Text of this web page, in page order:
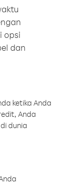
opsi
dan
ketika Anda
Anda
dunia